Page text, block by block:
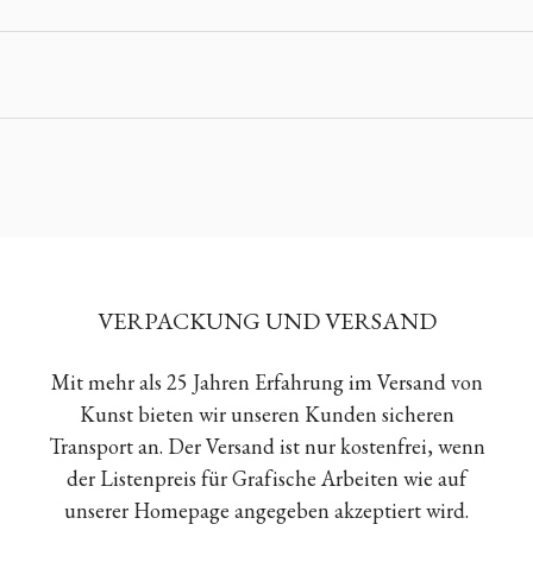
VERPACKUNG UND VERSAND
Mit mehr als 25 Jahren Erfahrung im Versand von
Kunst bieten wir unseren Kunden sicheren
Transport an. Der Versand ist nur kostenfrei, wenn
der Listenpreis für Grafische Arbeiten wie auf
unserer Homepage angegeben akzeptiert wird.